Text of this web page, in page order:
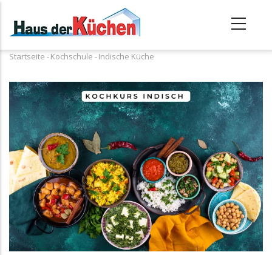
zum
Inhalt
Startseite -Kochschule -Indische Küche